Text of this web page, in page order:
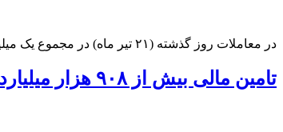
در معاملات روز گذشته (۲۱ تیر ماه) در مجموع یک میلیارد و ۳۴۳ میلیون و ۷۱۶ هزار واحد صندوق‌ طلا به ارزش ۷.۱ همت در بورس کالا معامله شد.
تامین مالی بیش از ۹۰۸ هزار میلیارد تومانی فرابورس در سال ۱۴۰۴